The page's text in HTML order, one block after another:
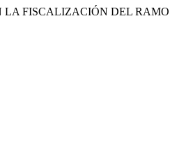
LA FISCALIZACIÓN DEL RAMO